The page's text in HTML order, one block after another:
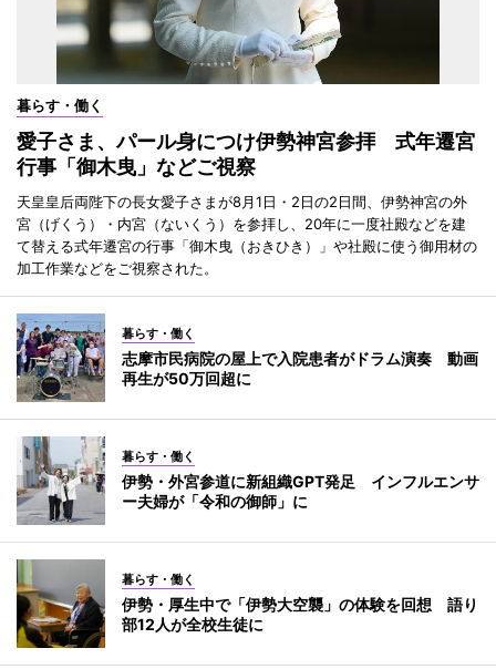
暮らす・働く
愛子さま、パール身につけ伊勢神宮参拝 式年遷宮
行事「御木曳」などご視察
天皇皇后両陛下の長女愛子さまが8月1日・2日の2日間、伊勢神宮の外
宮（げくう）・内宮（ないくう）を参拝し、20年に一度社殿などを建
て替える式年遷宮の行事「御木曳（おきひき）」や社殿に使う御用材の
加工作業などをご視察された。
暮らす・働く
志摩市民病院の屋上で入院患者がドラム演奏 動画
再生が50万回超に
暮らす・働く
伊勢・外宮参道に新組織GPT発足 インフルエンサ
ー夫婦が「令和の御師」に
暮らす・働く
伊勢・厚生中で「伊勢大空襲」の体験を回想 語り
部12人が全校生徒に